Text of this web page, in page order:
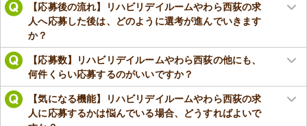
【応募後の流れ】リハビリデイルームやわら西荻の求
人へ応募した後は、どのように選考が進んでいきます
か？
【応募数】リハビリデイルームやわら西荻の他にも、
何件くらい応募するのがいいですか？
【気になる機能】リハビリデイルームやわら西荻の求
人に応募するかは悩んでいる場合、どうすればよいで